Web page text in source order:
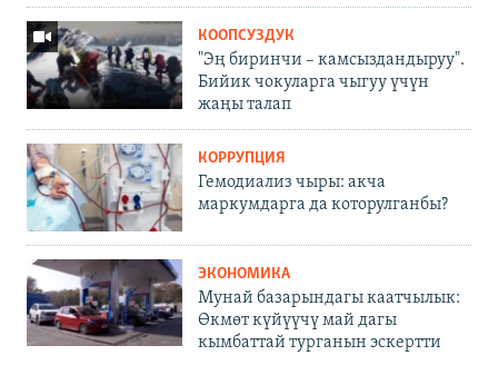
КООПСУЗДУК
"Эң биринчи – камсыздандыруу".
Бийик чокуларга чыгуу үчүн
жаңы талап
КОРРУПЦИЯ
Гемодиализ чыры: акча
маркумдарга да которулганбы?
ЭКОНОМИКА
Мунай базарындагы каатчылык:
Өкмөт күйүүчү май дагы
кымбаттай турганын эскертти